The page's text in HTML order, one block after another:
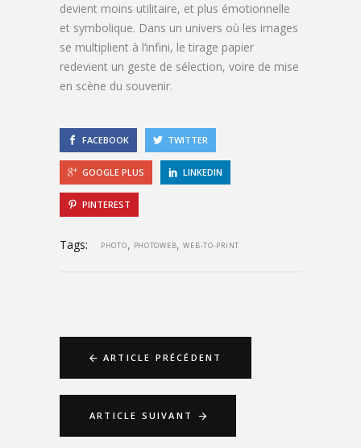
devient moins utilitaire, et plus émotionnelle
et symbolique. Dans un univers où les images
se multiplient à l’infini, le tirage papier
redevient un geste de sélection, voire de mise
en scène du souvenir.
FACEBOOK TWITTER
GOOGLE PLUS LINKEDIN
PINTEREST
Tags: PHOTO, PHOTOWEB,WEB-TO-PRINT
ARTICLE PRÉCÉDENT
ARTICLE SUIVANT